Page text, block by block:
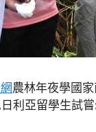
農林年夜學國
利亞留學生試